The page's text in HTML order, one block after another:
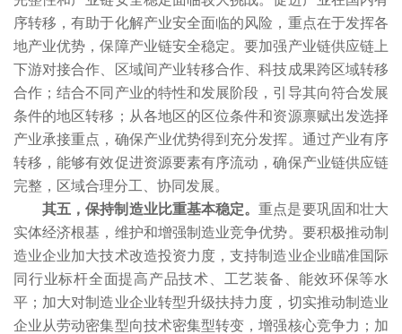
序转移，有助于化解产业安全面临的风险，重点在于发挥各
地产业优势，保障产业链安全稳定。要加强产业链供应链上
下游对接合作、区域间产业转移合作、科技成果跨区域转移
合作；结合不同产业的特性和发展阶段，引导其向符合发展
条件的地区转移；从各地区的区位条件和资源禀赋出发选择
产业承接重点，确保产业优势得到充分发挥。通过产业有序
转移，能够有效促进资源要素有序流动，确保产业链供应链
完整，区域合理分工、协同发展。
其五，保持制造业比重基本稳定。重点是要巩固和壮大
实体经济根基，维护和增强制造业竞争优势。要积极推动制
造业企业加大技术改造投资力度，支持制造业企业瞄准国际
同行业标杆全面提高产品技术、工艺装备、能效环保等水
平；加大对制造业企业转型升级扶持力度，切实推动制造业
企业从劳动密集型向技术密集型转变，增强核心竞争力；加